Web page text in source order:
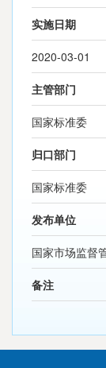
实施日期
2020-03-01
主管部门
国家标准委
归口部门
国家标准委
发布单位
国家市场监督
备注